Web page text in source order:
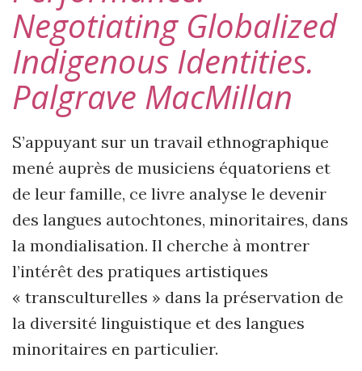
Negotiating Globalized
Indigenous Identities.
Palgrave MacMillan
S’appuyant sur un travail ethnographique
mené auprès de musiciens équatoriens et
de leur famille, ce livre analyse le devenir
des langues autochtones, minoritaires, dans
la mondialisation. Il cherche à montrer
l’intérêt des pratiques artistiques
« transculturelles » dans la préservation de
la diversité linguistique et des langues
minoritaires en particulier.